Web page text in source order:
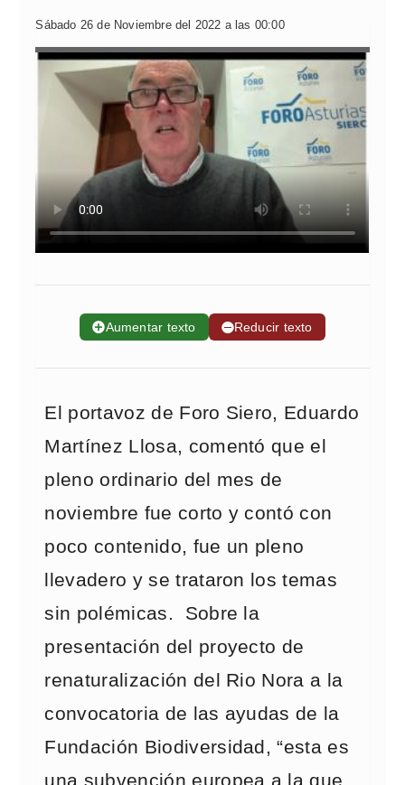
Sábado 26 de Noviembre del 2022 a las 00:00
➕Aumentar texto ➖Reducir texto
El portavoz de Foro Siero, Eduardo
Martínez Llosa, comentó que el
pleno ordinario del mes de
noviembre fue corto y contó con
poco contenido, fue un pleno
llevadero y se trataron los temas
sin polémicas. Sobre la
presentación del proyecto de
renaturalización del Rio Nora a la
convocatoria de las ayudas de la
Fundación Biodiversidad, “esta es
una subvención europea a la que